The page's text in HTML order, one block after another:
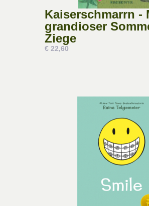
Kaiserschmarrn -
grandioser
Ziege
€ 22,60